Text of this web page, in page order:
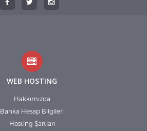
WEB HOSTING
Hakkımızda
Banka Hesap Bilgileri
Hosting Şartları